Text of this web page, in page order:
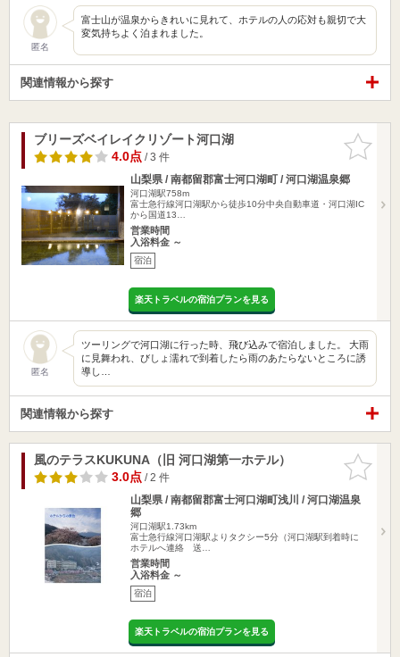
匿名
富士山が温泉からきれいに見れて、ホテルの人の応対も親切で大
変気持ちよく泊まれました。
関連情報から探す
お気に入
りに追加
ブリーズベイレイクリゾート河口湖
4.0点/ 3 件
山梨県 / 南都留郡富士河口湖町 / 河口湖温泉郷
河口湖駅758m
富士急行線河口湖駅から徒歩10分中央自動車道・河口湖IC
から国道13…
営業時間
入浴料金 ～
宿泊
楽天トラベルの宿泊プランを見る
匿名
ツーリングで河口湖に行った時、飛び込みで宿泊しました。 大雨
に見舞われ、びしょ濡れで到着したら雨のあたらないところに誘
導し…
関連情報から探す
お気に入
りに追加
風のテラスKUKUNA（旧 河口湖第一ホテル）
3.0点/ 2 件
山梨県 / 南都留郡富士河口湖町浅川 / 河口湖温泉
郷
河口湖駅1.73km
富士急行線河口湖駅よりタクシー5分（河口湖駅到着時に
ホテルへ連絡 送…
営業時間
入浴料金 ～
宿泊
楽天トラベルの宿泊プランを見る